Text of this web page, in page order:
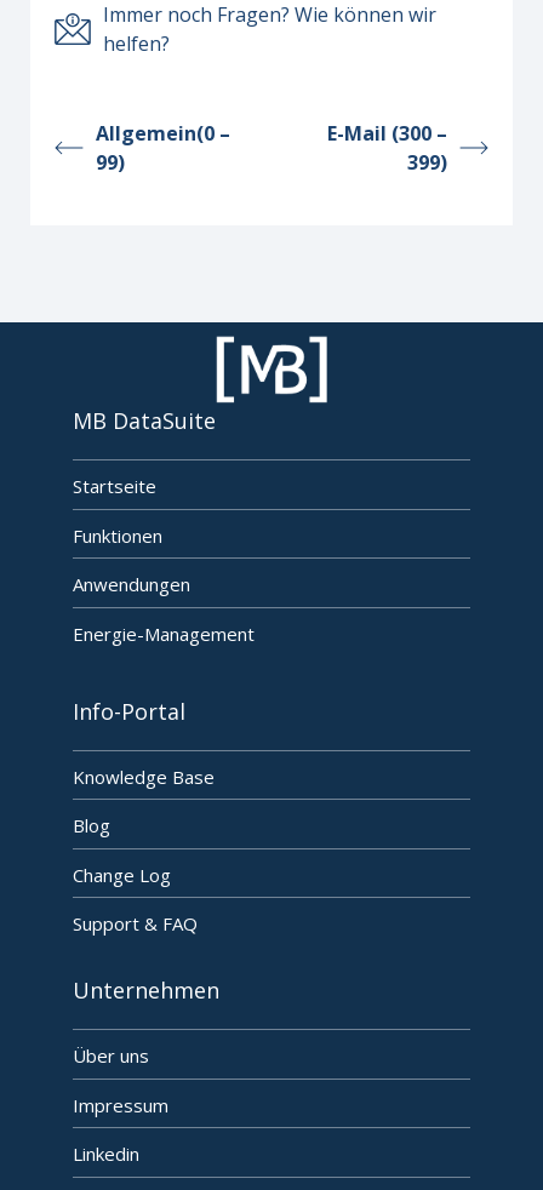
Immer noch Fragen? Wie können wir
helfen?
Allgemein(0 –
99)
E-Mail (300 –
399)
MB DataSuite
Startseite
Funktionen
Anwendungen
Energie-Management
Info-Portal
Knowledge Base
Blog
Change Log
Support & FAQ
Unternehmen
Über uns
Impressum
Linkedin